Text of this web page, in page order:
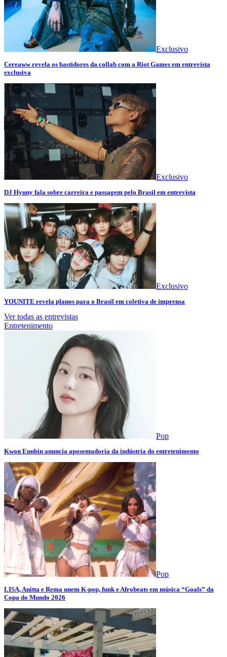
Exclusivo
Cereaww revela os bastidores da collab com a Riot Games em entrevista
exclusiva
Exclusivo
DJ Hyuny fala sobre carreira e passagem pelo Brasil em entrevista
Exclusivo
YOUNITE revela planos para o Brasil em coletiva de imprensa
Ver todas as entrevistas
Entretenimento
Pop
Kwon Eunbin anuncia aposentadoria da indústria do entretenimento
Pop
LISA, Anitta e Rema unem K-pop, funk e Afrobeats em música “Goals” da
Copa do Mundo 2026